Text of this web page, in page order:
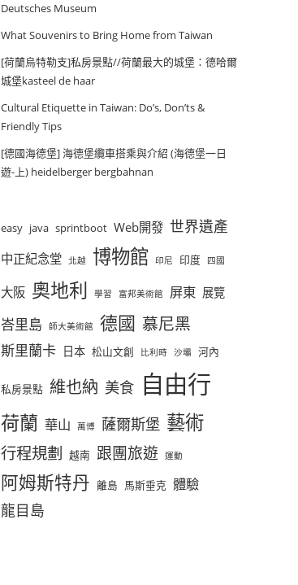
Deutsches Museum
What Souvenirs to Bring Home from Taiwan
[荷蘭烏特勒支]私房景點//荷蘭最大的城堡：德哈爾
城堡kasteel de haar
Cultural Etiquette in Taiwan: Do’s, Don’ts &
Friendly Tips
[德國海德堡] 海德堡纜車搭乘與介紹 (海德堡一日
遊-上) heidelberger bergbahnan
easy java sprintboot Web開發 世界遺產
中正紀念堂 北越 博物館 印尼 印度 四國
大阪 奧地利 學習 富邦美術館 屏東 展覽
峇里島 師大美術館 德國 慕尼黑
斯里蘭卡 日本 松山文創 比利時 沙壩 河內
私房景點 維也納 美食 自由行
荷蘭 華山 萬博 薩爾斯堡 藝術
行程規劃 越南 跟團旅遊 運動
阿姆斯特丹 離島 馬斯垂克 體驗
龍目島